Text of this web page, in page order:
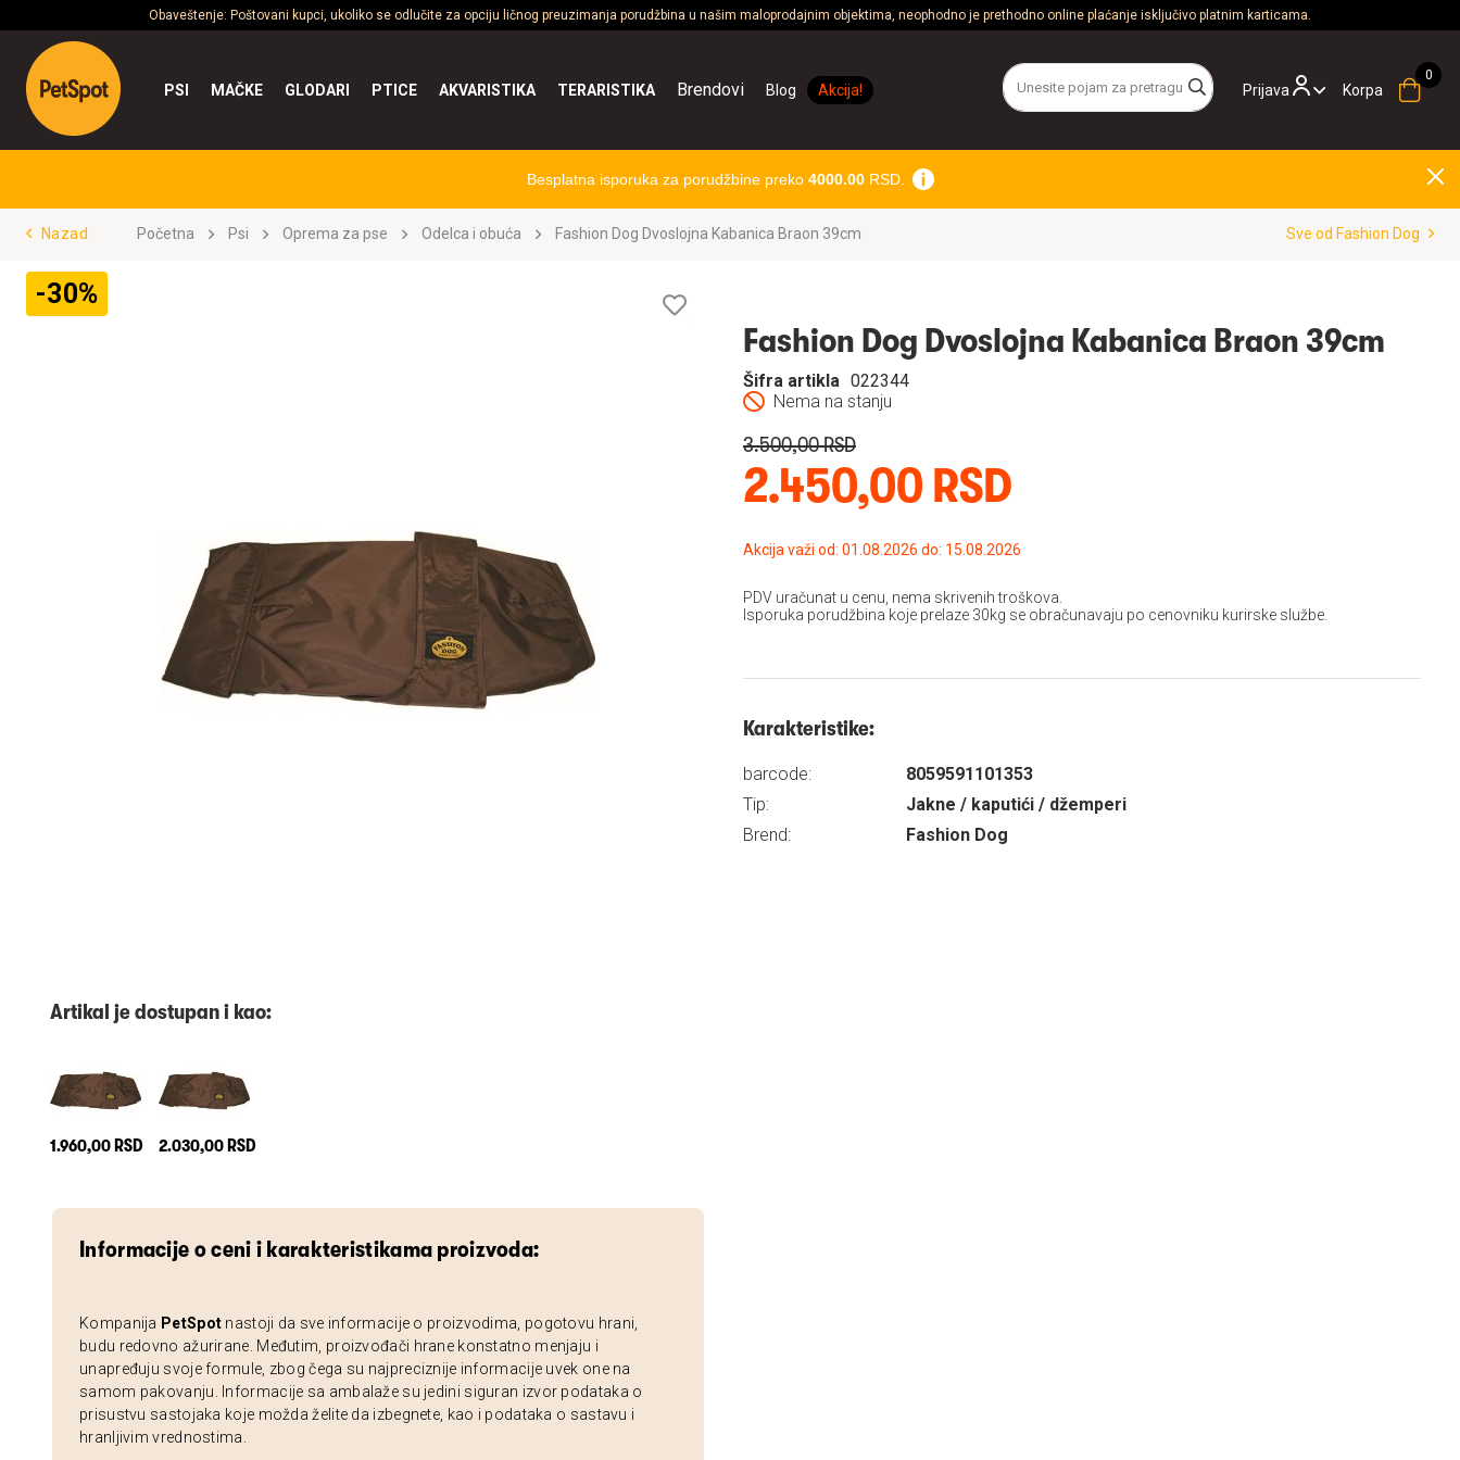
Obaveštenje: Poštovani kupci, ukoliko se odlučite za opciju ličnog preuzimanja porudžbina u našim maloprodajnim objektima, neophodno je prethodno online plaćanje isključivo platnim karticama.
Prijava
PSI MAČKE GLODARI PTICE AKVARISTIKA TERARISTIKA Brendovi Blog Akcija! Korpa
Besplatna isporuka za porudžbine preko 4000.00RSD.
Nazad Početna Psi Oprema za pse Odelca i obuća Fashion Dog Dvoslojna Kabanica Braon 39cm Sve od Fashion Dog
-30%
Artikal je dostupan i kao:
1.960,00 RSD 2.030,00 RSD
Informacije o ceni i karakteristikama proizvoda:
Kompanija PetSpot nastoji da sve informacije o proizvodima, pogotovu hrani,
budu redovno ažurirane. Međutim, proizvođači hrane konstatno menjaju i
unapređuju svoje formule, zbog čega su najpreciznije informacije uvek one na
samom pakovanju. Informacije sa ambalaže su jedini siguran izvor podataka o
prisustvu sastojaka koje možda želite da izbegnete, kao i podataka o sastavu i
hranljivim vrednostima.
želja
Fashion Dog Dvoslojna Kabanica Braon 39cm
Nema na stanju
Šifra artikla 022344
2.450,00 RSD
3.500,00 RSD
Akcija važi od: 01.08.2026 do: 15.08.2026
PDV uračunat u cenu, nema skrivenih troškova.
Isporuka porudžbina koje prelaze 30kg se obračunavaju po cenovniku kurirske službe.
Karakteristike:
barcode:
8059591101353
Tip:
Jakne / kaputići / džemperi
Brend:
Fashion Dog